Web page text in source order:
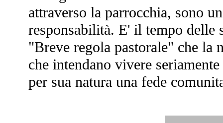
attraverso la parrocchia, sono
responsabilità. E' il tempo delle
"Breve regola pastorale" che la
che intendano vivere
per sua natura una fede